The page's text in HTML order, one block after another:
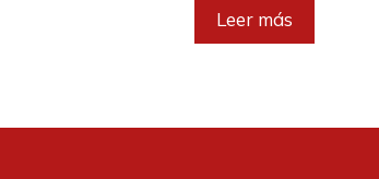
4,88 €.4,39 €.
Leer más